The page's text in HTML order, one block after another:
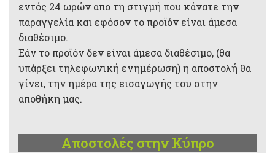
εντός 24 ωρών απο τη στιγμή που κάνατε την
παραγγελία και εφόσον το προϊόν είναι άμεσα
διαθέσιμο.
Εάν το προϊόν δεν είναι άμεσα διαθέσιμο, (θα
υπάρξει τηλεφωνική ενημέρωση) η αποστολή θα
γίνει, την ημέρα της εισαγωγής του στην
αποθήκη μας.
Αποστολές στην Κύπρο